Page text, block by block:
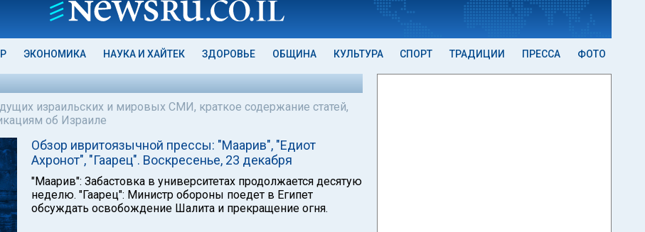
ЭКОНОМИКА НАУКА И ХАЙТЕК ЗДОРОВЬЕ ОБЩИНА КУЛЬТУРА СПОРТ ТРАДИЦИИ ПРЕССА ФОТО
израильских и мировых СМИ, краткое содержание статей,
об Израиле
Обзор ивритоязычной прессы: "Маарив", "Едиот
Ахронот", "Гаарец". Воскресенье, 23 декабря
"Маарив": Забастовка в университетах продолжается десятую
неделю. "Гаарец": Министр обороны поедет в Египет
обсуждать освобождение Шалита и прекращение огня.